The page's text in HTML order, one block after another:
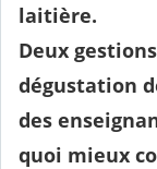
laitière.
Deux
dégustation
des
quoi mieux